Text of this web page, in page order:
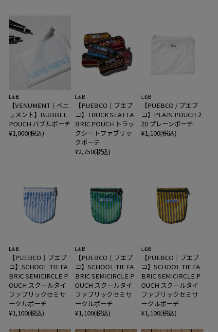
L&B
【VENUMENT｜ベニ
ュメント】BUBBLE
POUCH バブルポーチ
¥1,000(税込)
L&B
【PUEBCO｜プエブ
コ】TRUCK SEAT FA
BRIC POUCH トラッ
クシートファブリッ
クポーチ
¥2,750(税込)
L&B
【PUEBCO / プエブ
コ】PLAIN POUCH 2
20 プレーンポーチ
¥1,100(税込)
L&B
【PUEBCO｜プエブ
コ】SCHOOL TIE FA
BRIC SEMICIRCLE P
OUCH スクールタイ
ファブリックセミサ
ークルポーチ
¥1,100(税込)
L&B
【PUEBCO｜プエブ
コ】SCHOOL TIE FA
BRIC SEMICIRCLE P
OUCH スクールタイ
ファブリックセミサ
ークルポーチ
¥1,100(税込)
L&B
【PUEBCO｜プエブ
コ】SCHOOL TIE FA
BRIC SEMICIRCLE P
OUCH スクールタイ
ファブリックセミサ
ークルポーチ
¥1,100(税込)